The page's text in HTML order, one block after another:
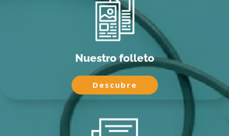
Nuestro folleto
Descubre